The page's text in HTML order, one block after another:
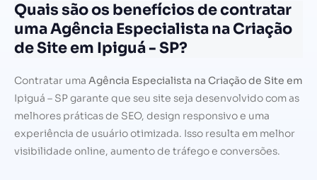
Quais são os benefícios de contratar
uma Agência Especialista na Criação
de Site em Ipiguá - SP?
Contratar uma Agência Especialista na Criação de Site em
Ipiguá – SP garante que seu site seja desenvolvido com as
melhores práticas de SEO, design responsivo e uma
experiência de usuário otimizada. Isso resulta em melhor
visibilidade online, aumento de tráfego e conversões.